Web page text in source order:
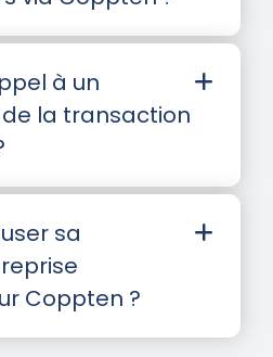
à un
la transaction
sa
Coppten ?